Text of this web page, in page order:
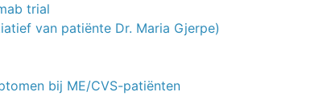
trial
van patiënte Dr. Maria Gjerpe)
bij ME/CVS-patiënten